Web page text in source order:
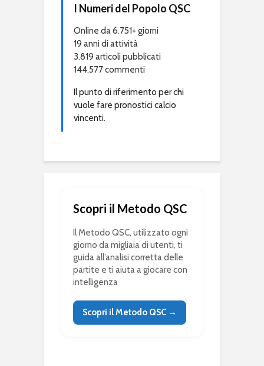
I Numeri del Popolo QSC
Online da 6.751+ giorni
19 anni di attività
3.819 articoli pubblicati
144.577 commenti
Il punto di riferimento per chi
vuole fare pronostici calcio
vincenti.
Scopri il Metodo QSC
Il Metodo QSC, utilizzato ogni
giorno da migliaia di utenti, ti
guida all’analisi corretta delle
partite e ti aiuta a giocare con
intelligenza
Scopri il Metodo QSC →